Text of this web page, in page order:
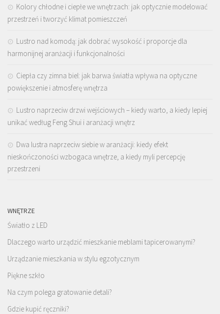
Kolory chłodne i ciepłe we wnętrzach: jak optycznie modelować
przestrzeń i tworzyć klimat pomieszczeń
Lustro nad komodą: jak dobrać wysokość i proporcje dla
harmonijnej aranżacji i funkcjonalności
Ciepła czy zimna biel: jak barwa światła wpływa na optyczne
powiększenie i atmosferę wnętrza
Lustro naprzeciw drzwi wejściowych – kiedy warto, a kiedy lepiej
unikać według Feng Shui i aranżacji wnętrz
Dwa lustra naprzeciw siebie w aranżacji: kiedy efekt
nieskończoności wzbogaca wnętrze, a kiedy myli percepcję
przestrzeni
WNĘTRZE
Światło z LED
Dlaczego warto urządzić mieszkanie meblami tapicerowanymi?
Urządzanie mieszkania w stylu egzotycznym
Piękne szkło
Na czym polega gratowanie detali?
Gdzie kupić ręczniki?